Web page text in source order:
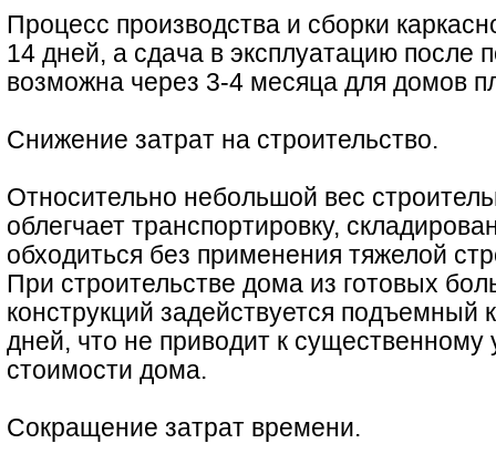
Процесс производства и сборки
14 дней, а сдача в эксплуатацию после
возможна через 3-4 месяца для домов
Снижение затрат на строительство.
Относительно небольшой вес
облегчает транспортировку,
обходиться без применения тяжелой
При строительстве дома из готовых
конструкций задействуется подъемный
дней, что не приводит к
стоимости дома.
Сокращение затрат времени.